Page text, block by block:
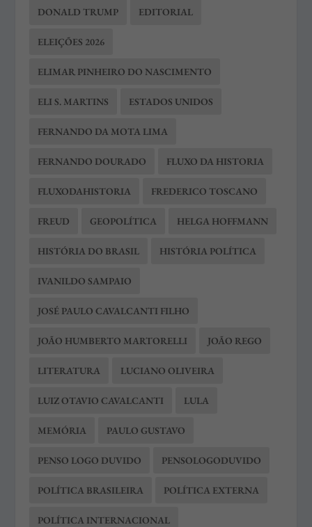
DONALD TRUMP EDITORIAL
ELEIÇÕES 2026
ELIMAR PINHEIRO DO NASCIMENTO
ELI S. MARTINS ESTADOS UNIDOS
FERNANDO DA MOTA LIMA
FERNANDO DOURADO FLUXO DA HISTORIA
FLUXODAHISTORIA FREDERICO TOSCANO
FREUD GEOPOLÍTICA HELGA HOFFMANN
HISTÓRIA DO BRASIL HISTÓRIA POLÍTICA
IVANILDO SAMPAIO
JOSÉ PAULO CAVALCANTI FILHO
JOÃO HUMBERTO MARTORELLI JOÃO REGO
LITERATURA LUCIANO OLIVEIRA
LUIZ OTAVIO CAVALCANTI LULA
MEMÓRIA PAULO GUSTAVO
PENSO LOGO DUVIDO PENSOLOGODUVIDO
POLÍTICA BRASILEIRA POLÍTICA EXTERNA
POLÍTICA INTERNACIONAL